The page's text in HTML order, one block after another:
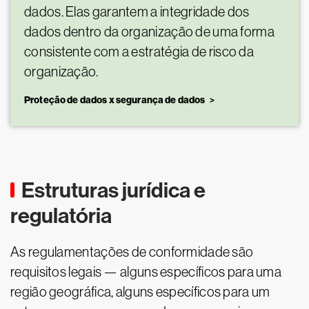
dados. Elas garantem a integridade dos
dados dentro da organização de uma forma
consistente com a estratégia de risco da
organização.
Proteção de dados x segurança de dados
Estruturas jurídica e
regulatória
As regulamentações de conformidade são
requisitos legais — alguns específicos para uma
região geográfica, alguns específicos para um